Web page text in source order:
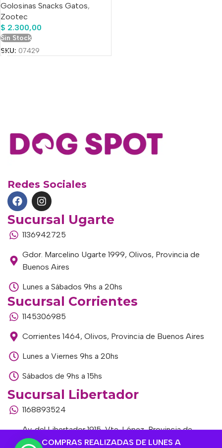
COMPRAS REALIZADAS DE LUNES A
Golosinas Snacks Gatos,
Zootec
$ 2.300,00
Sin Stock
SKU: 07429
Redes Sociales
Sucursal Ugarte
1136942725
Gdor. Marcelino Ugarte 1999, Olivos, Provincia de
Buenos Aires
Lunes a Sábados 9hs a 20hs
Sucursal Corrientes
1145306985
Corrientes 1464, Olivos, Provincia de Buenos Aires
Lunes a Viernes 9hs a 20hs
Sábados de 9hs a 15hs
Sucursal Libertador
1168893524
Av. del Libertador 1915, Vte. López, Provincia de
Buenos Aires